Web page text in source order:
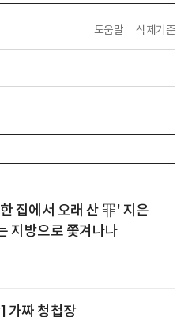
도움말 삭제기준
집에서 오래 산 罪' 지은
지방으로 쫓겨나나
가짜 청첩장